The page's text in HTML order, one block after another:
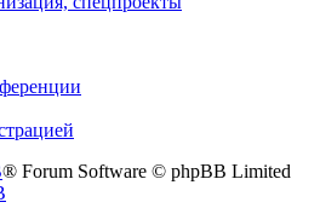
® Forum Software © phpBB Limited